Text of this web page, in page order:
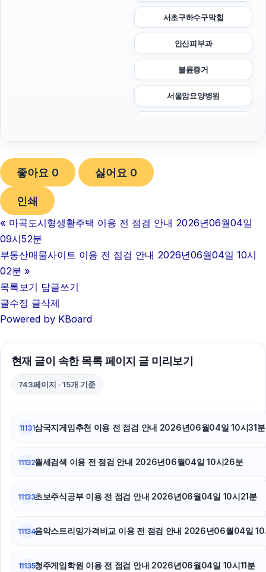
서초구하수구막힘
안산피부과
불륜증거
서울암요양병원
폰테크
야구반티
용인하수구막힘
폰테크
동탄피부과
좋아요 0 싫어요 0
인쇄
« 마곡도시형생활주택 이용 전 점검 안내 2026년06월04일
09시52분
부동산매물사이트 이용 전 점검 안내 2026년06월04일 10시
02분 »
목록보기 답글쓰기
글수정 글삭제
Powered by KBoard
현재 글이 속한 목록 페이지 글 미리보기
743페이지 · 15개 기준
11131삼국지게임추천 이용 전 점검 안내 2026년06월04일 10시31분
11132월세검색 이용 전 점검 안내 2026년06월04일 10시26분
11133초보주식공부 이용 전 점검 안내 2026년06월04일 10시21분
11134음악스트리밍가격비교 이용 전 점검 안내 2026년06월04일
11135청주게임학원 이용 전 점검 안내 2026년06월04일 10시11분